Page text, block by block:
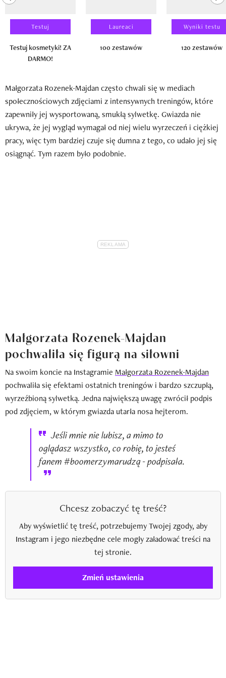
Testuj
Testuj kosmetyki! ZA
DARMO!
Laureaci
100 zestawów
Wyniki testu
120 zestawów
Małgorzata Rozenek-Majdan często chwali się w mediach
społecznościowych zdjęciami z intensywnych treningów, które
zapewniły jej wysportowaną, smukłą sylwetkę. Gwiazda nie
ukrywa, że jej wygląd wymagał od niej wielu wyrzeczeń i ciężkiej
pracy, więc tym bardziej czuje się dumna z tego, co udało jej się
osiągnąć. Tym razem było podobnie.
Małgorzata Rozenek-Majdan
pochwaliła się figurą na siłowni
Na swoim koncie na Instagramie Małgorzata Rozenek-Majdan
pochwaliła się efektami ostatnich treningów i bardzo szczupłą,
wyrzeźbioną sylwetką. Jedna największą uwagę zwrócił podpis
pod zdjęciem, w którym gwiazda utarła nosa hejterom.
Jeśli mnie nie lubisz, a mimo to
oglądasz wszystko, co robię, to jesteś
fanem #boomerzymarudzą - podpisała.
Chcesz zobaczyć tę treść?
Aby wyświetlić tę treść, potrzebujemy Twojej zgody, aby
Instagram i jego niezbędne cele mogły załadować treści na
tej stronie.
Zmień ustawienia